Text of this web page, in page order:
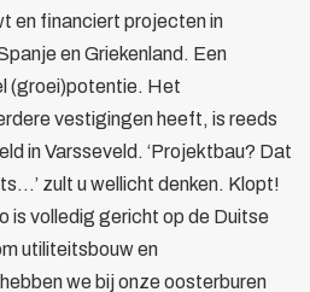
en financiert projecten in
en Griekenland. Een
(groei)potentie. Het
vestigingen heeft, is reeds
in Varsseveld. ‘Projektbau? Dat
zult u wellicht denken. Klopt!
is volledig gericht op de Duitse
utiliteitsbouw en
we bij onze oosterburen